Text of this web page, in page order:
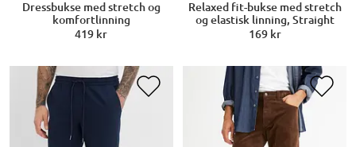
Dressbukse med stretch og
komfortlinning
419 kr
Relaxed fit-bukse med stretch
og elastisk linning, Straight
169 kr